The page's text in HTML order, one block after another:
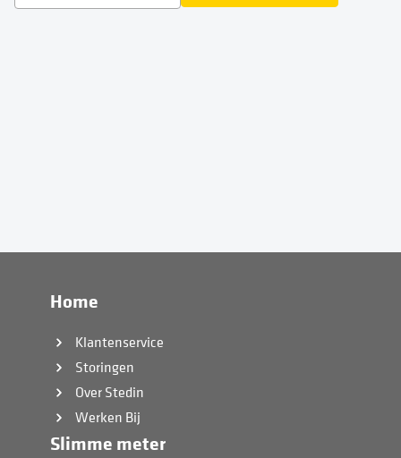
Home
Klantenservice
Storingen
Over Stedin
Werken Bij
Slimme meter